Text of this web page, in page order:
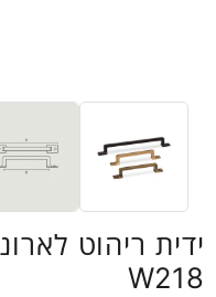
ידית ריהוט
W218